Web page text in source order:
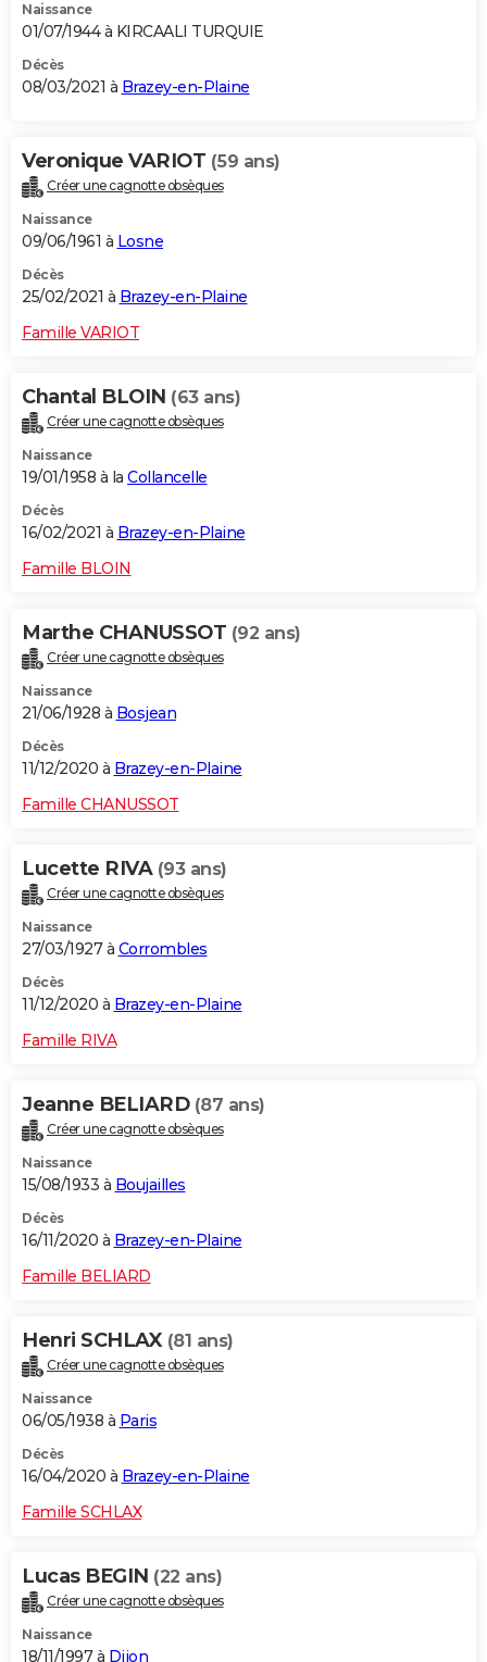
Naissance
01/07/1944 à KIRCAALI TURQUIE
Décès
08/03/2021 à Brazey-en-Plaine
Veronique VARIOT (59 ans)
Créer une cagnotte obsèques
Naissance
09/06/1961 à Losne
Décès
25/02/2021 à Brazey-en-Plaine
Famille VARIOT
Chantal BLOIN (63 ans)
Créer une cagnotte obsèques
Naissance
19/01/1958 à la Collancelle
Décès
16/02/2021 à Brazey-en-Plaine
Famille BLOIN
Marthe CHANUSSOT (92 ans)
Créer une cagnotte obsèques
Naissance
21/06/1928 à Bosjean
Décès
11/12/2020 à Brazey-en-Plaine
Famille CHANUSSOT
Lucette RIVA (93 ans)
Créer une cagnotte obsèques
Naissance
27/03/1927 à Corrombles
Décès
11/12/2020 à Brazey-en-Plaine
Famille RIVA
Jeanne BELIARD (87 ans)
Créer une cagnotte obsèques
Naissance
15/08/1933 à Boujailles
Décès
16/11/2020 à Brazey-en-Plaine
Famille BELIARD
Henri SCHLAX (81 ans)
Créer une cagnotte obsèques
Naissance
06/05/1938 à Paris
Décès
16/04/2020 à Brazey-en-Plaine
Famille SCHLAX
Lucas BEGIN (22 ans)
Créer une cagnotte obsèques
Naissance
18/11/1997 à Dijon